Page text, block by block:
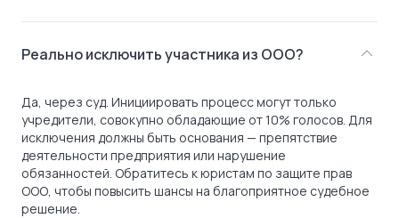
Реально исключить участника из ООО?
Да, через суд. Инициировать процесс могут только
учредители, совокупно обладающие от 10% голосов. Для
исключения должны быть основания — препятствие
деятельности предприятия или нарушение
обязанностей. Обратитесь к юристам по защите прав
ООО, чтобы повысить шансы на благоприятное судебное
решение.